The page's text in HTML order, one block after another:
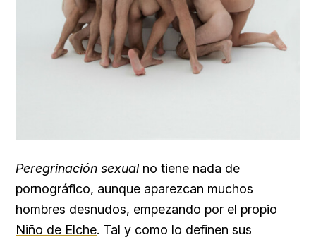
Peregrinación sexualno tiene nada de
pornográfico, aunque aparezcan muchos
hombres desnudos, empezando por el propio
Niño de Elche. Tal y como lo definen sus